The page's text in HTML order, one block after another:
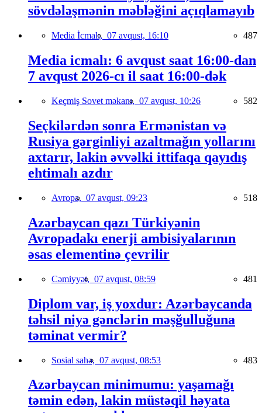
sövdələşmənin məbləğini açıqlamayıb
Media İcmalı, 07 avqust, 16:10 487
Media icmalı: 6 avqust saat 16:00-dan
7 avqust 2026-cı il saat 16:00-dək
Keçmiş Sovet məkanı, 07 avqust, 10:26 582
Seçkilərdən sonra Ermənistan və
Rusiya gərginliyi azaltmağın yollarını
axtarır, lakin əvvəlki ittifaqa qayıdış
ehtimalı azdır
Avropa, 07 avqust, 09:23 518
Azərbaycan qazı Türkiyənin
Avropadakı enerji ambisiyalarının
əsas elementinə çevrilir
Cəmiyyət, 07 avqust, 08:59 481
Diplom var, iş yoxdur: Azərbaycanda
təhsil niyə gənclərin məşğulluğuna
təminat vermir?
Sosial sahə, 07 avqust, 08:53 483
Azərbaycan minimumu: yaşamağı
təmin edən, lakin müstəqil həyata